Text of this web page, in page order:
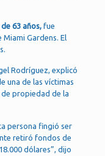
63 años, fue
Gardens. El
Rodríguez, explicó
una de las víctimas
propiedad de la
persona fingió ser
retiró fondos de
dólares”, dijo